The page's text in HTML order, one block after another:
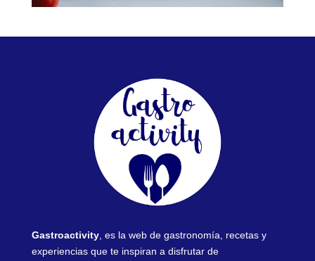
Gastroactivity, es la web de gastronomía, recetas y
experiencias que te inspiran a disfrutar de